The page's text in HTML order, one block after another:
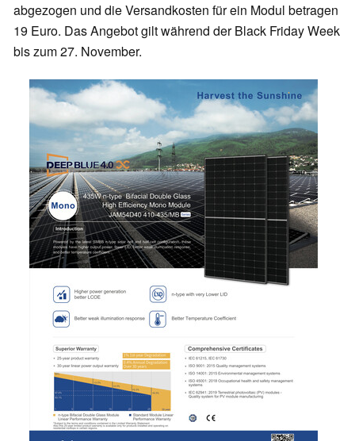
abgezogen und die Versandkosten für ein Modul betragen
19 Euro. Das Angebot gilt während der Black Friday Week
bis zum 27. November.